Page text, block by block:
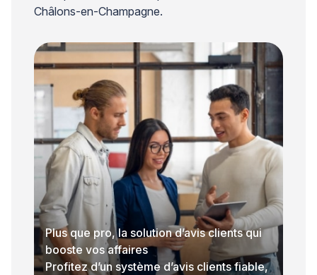
Châlons-en-Champagne.
Plus que pro, la solution d’avis clients qui
booste vos affaires
Profitez d’un système d’avis clients fiable,